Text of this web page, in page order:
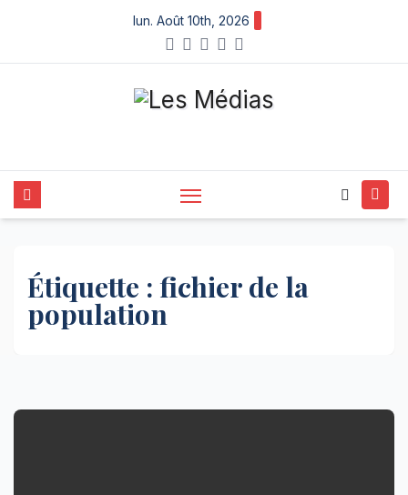
content
lun. Août 10th, 2026
Étiquette : fichier de la
population